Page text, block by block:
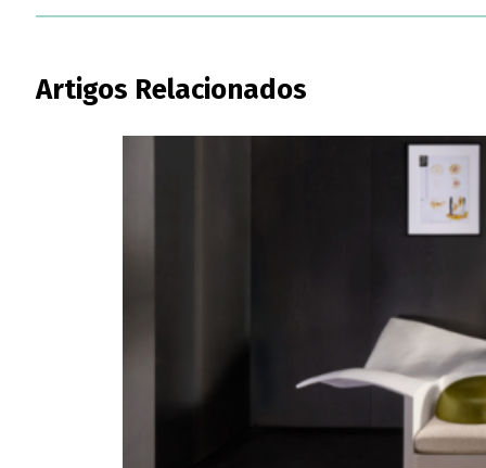
Artigos Relacionados